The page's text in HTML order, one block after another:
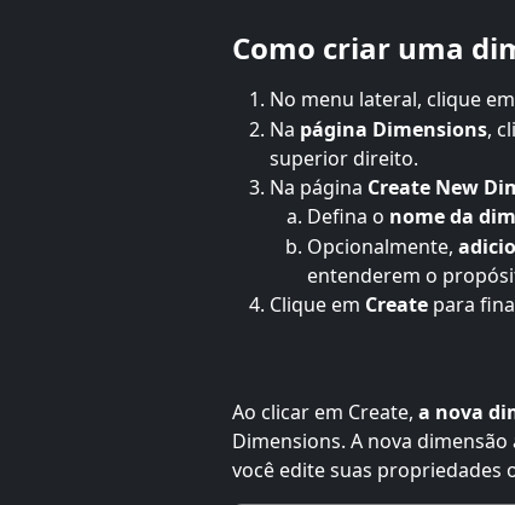
Como criar uma
No menu lateral, clique em
Na página Dimensions,
superior direito.
Na página Create New
Defina o nome da
Opcionalmente,
entenderem o
Clique em Create para
Ao clicar em Create, a nova
Dimensions. A nova
você edite suas propriedades